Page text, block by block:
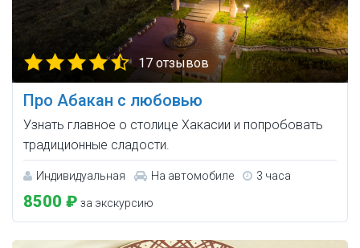
17 отзывов
Про Абакан с любовью
Узнать главное о столице Хакасии и попробовать
традиционные сладости.
Индивидуальная На автомобиле 3 часа
8500 ₽ за экскурсию